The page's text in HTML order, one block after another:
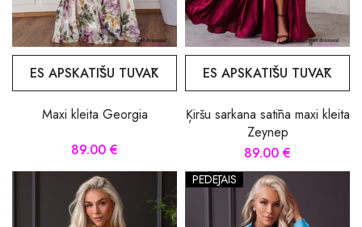
ES APSKATĪŠU TUVĀK
Maxi kleita Georgia
89.00 €
ES APSKATĪŠU TUVĀK
Ķiršu sarkana satīna maxi kleita
Zeynep
89.00 €
PĒDĒJAIS